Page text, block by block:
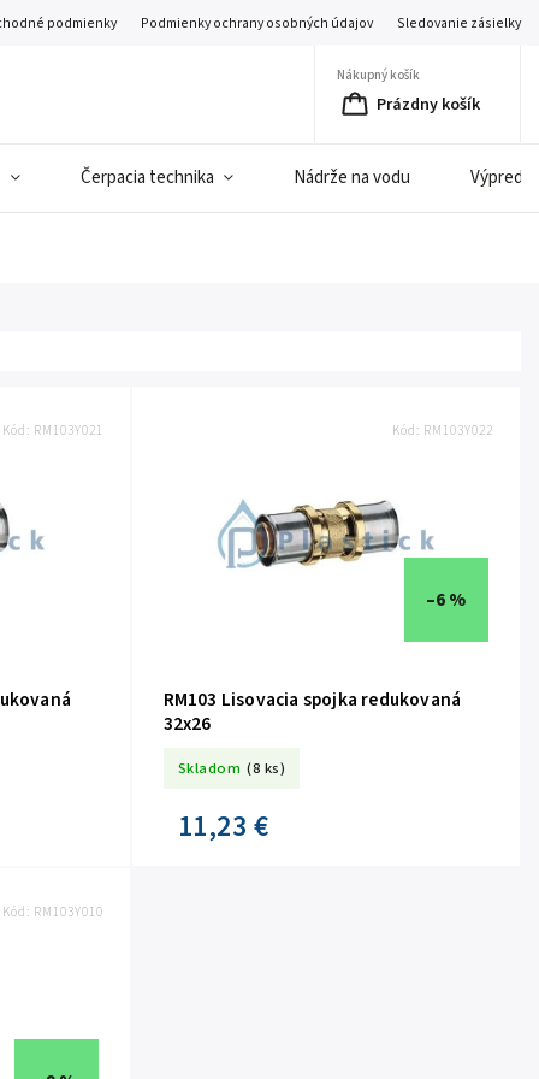
podmienky Podmienky ochrany osobných údajov Sledovanie zásielky
Nákupný košík
Prázdny košík
Čerpacia technika Nádrže na vodu
Kód: RM103Y021
–6 %
RM103 Lisovacia spojka redukovaná
32x26
Skladom (8 ks)
11,23 €
Kód: RM103Y022
Kód: RM103Y010